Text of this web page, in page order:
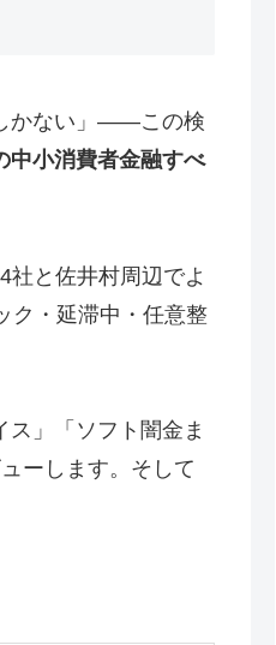
かない」——この検
中小消費者金融すべ
社と佐井村周辺でよ
ク・延滞中・任意整
」「ソフト闇金ま
ーします。そして